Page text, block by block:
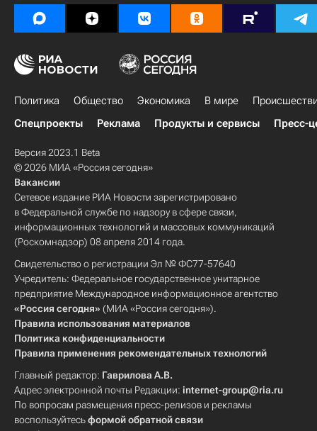
Политика Общество Экономика В мире
Спецпроекты
Реклама Продукты и сервисы Пресс-
Версия 2023.1 Beta
© 2026 МИА «Россия сегодня»
Вакансии
Сетевое издание РИА Новости зарегистрировано
в Федеральной службе по надзору в сфере связи,
информационных технологий и массовых коммуникаций
(Роскомнадзор) 08 апреля 2014 года.
Свидетельство о регистрации Эл № ФС77-57640
Учредитель: Федеральное государственное унитарное
предприятие Международное информационное агентство
«Россия сегодня» (МИА «Россия сегодня»).
Правила использования материалов
Политика конфиденциальности
Правила применения рекомендательных технологий
Главный редактор: Гаврилова А.В.
Адрес электронной почты Редакции: internet-group@ria.ru
По вопросам размещения пресс-релизов и рекламы
воспользуйтесьформой обратной связи